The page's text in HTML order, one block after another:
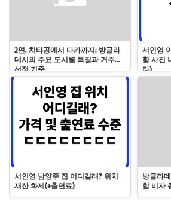
2편. 치타공에서 다카까지: 방글라
데시의 주요 도시별 특징과 거주지
선정 기준
서인영
황 사진
타)
서인영 남양주 집 어디길래? 위치
재산 화제(+출연료)
방글라
할 비자